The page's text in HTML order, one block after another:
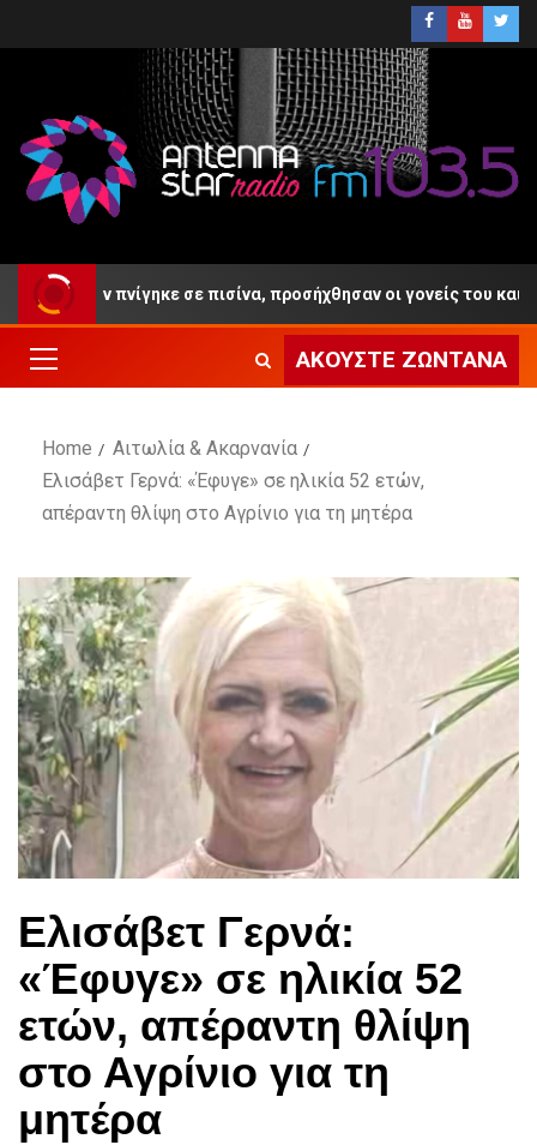
ετών πνίγηκε σε πισίνα, προσήχθησαν οι γονείς του και ο
ΑΚΟΎΣΤΕ ΖΩΝΤΑΝΆ
Home
Αιτωλία & Ακαρνανία
Ελισάβετ Γερνά: «Έφυγε» σε ηλικία 52 ετών,
απέραντη θλίψη στο Αγρίνιο για τη μητέρα
Ελισάβετ Γερνά:
«Έφυγε» σε ηλικία 52
ετών, απέραντη θλίψη
στο Αγρίνιο για τη
μητέρα